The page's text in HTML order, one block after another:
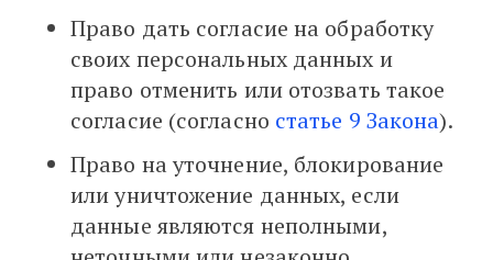
Право дать согласие на обработку
своих персональных данных и
право отменить или отозвать такое
согласие (согласно статье 9 Закона).
Право на уточнение, блокирование
или уничтожение данных, если
данные являются неполными,